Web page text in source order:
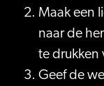
Maak een
naar de
te drukken
Geef de